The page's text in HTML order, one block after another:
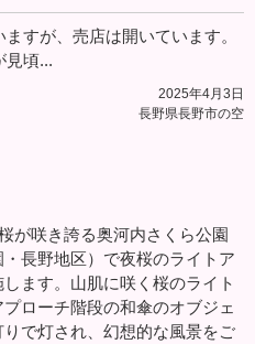
すが、売店は開いています。
見頃...
2025年4月3日
長野県長野市の空
が咲き誇る奥河内さくら公園
・長野地区）で夜桜のライトア
します。山肌に咲く桜のライト
ローチ階段の和傘のオブジェ
りで灯され、幻想的な風景をご